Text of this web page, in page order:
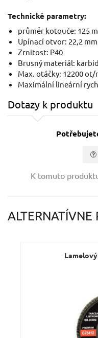
Technické parametry:
průměr kotouče: 125
Upínací otvor: 22,2 mm
Zrnitost: P40
Brusný materiál:
Max. otáčky: 12200 ot/
Maximální lineární
Dotazy k produktu
K tomuto
ALTERNATÍVNE